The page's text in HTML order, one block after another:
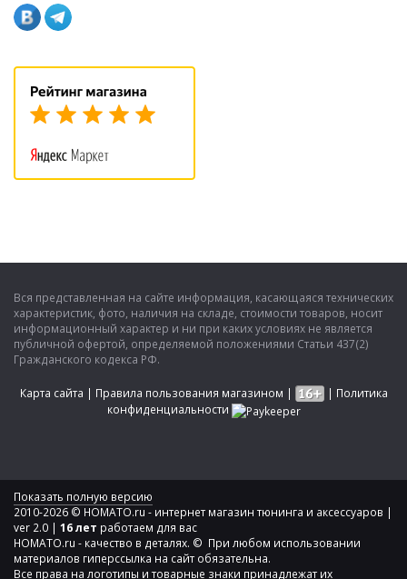
Вся представленная на сайте информация, касающаяся технических
характеристик, фото, наличия на складе, стоимости товаров, носит
информационный характер и ни при каких условиях не является
публичной офертой, определяемой положениями Статьи 437(2)
Гражданского кодекса РФ.
Карта сайта | Правила пользования магазином | | Политика
конфиденциальности
Показать полную версию
2010-2026 © HOMATO.ru - интернет магазин тюнинга и аксессуаров |
ver 2.0 | 16 лет работаем для вас
HOMATO.ru - качество в деталях. © При любом использовании
материалов гиперссылка на сайт обязательна.
Все права на логотипы и товарные знаки принадлежат их